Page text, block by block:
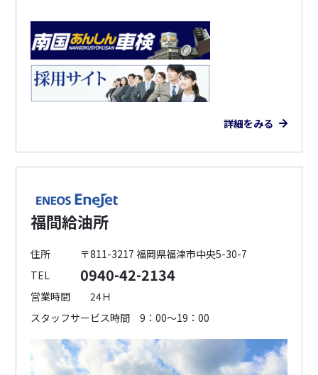
詳細をみる
福間給油所
住所
〒811-3217 福岡県福津市中央5-30-7
TEL
0940-42-2134
営業時間
24Ｈ
スタッフサービス時間 9：00～19：00